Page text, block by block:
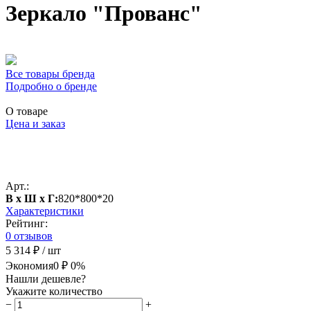
Зеркало "Прованс"
Все товары бренда
Подробно о бренде
О товаре
Цена и заказ
Арт.:
В х Ш х Г:820*800*20
Характеристики
Рейтинг:
0 отзывов
5 314 ₽ / шт
Экономия0 ₽ 0%
Нашли дешевле?
Укажите количество
−
+